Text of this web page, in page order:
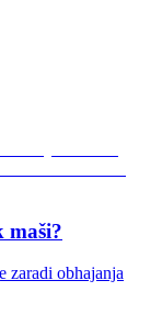
maši?
zaradi obhajanja